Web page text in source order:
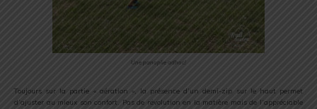
Une panoplie adhoc!
Toujours sur la partie « aération », la présence d’un demi-zip sur le haut permet
d’ajuster au mieux son confort. Pas de révolution en la matière mais de l’appréciable